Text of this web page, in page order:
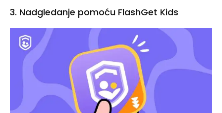
3. Nadgledanje pomoću FlashGet Kids